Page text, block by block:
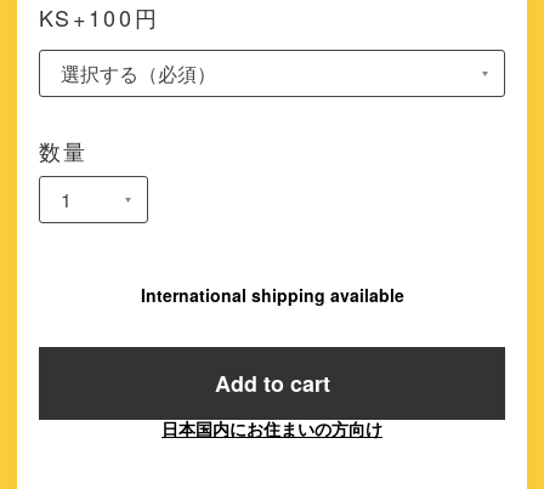
KS+100円
数量
International shipping available
Add to cart
日本国内にお住まいの方向け